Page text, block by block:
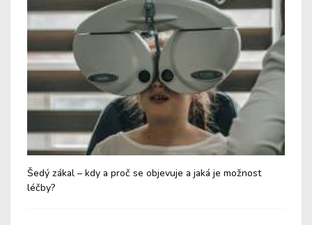
Šedý zákal – kdy a proč se objevuje a jaká je možnost
léčby?